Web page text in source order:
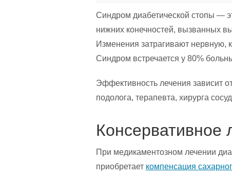
Синдром диабетической стопы —
нижних конечностей, вызванных
Изменения затрагивают нервную,
Синдром встречается у 80%
Эффективность лечения зависит
подолога, терапевта, хирурга
Консервативное
При медикаментозном лечении
приобретает компенсация